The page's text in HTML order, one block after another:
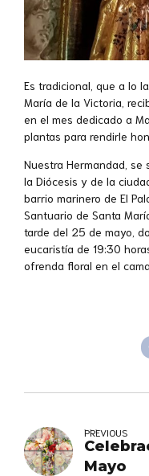
Es tradicional, que a lo
María de la Victoria,
en el mes dedicado a
plantas para rendirle
Nuestra Hermandad, se
la Diócesis y de la
barrio marinero de El
Santuario de Santa
tarde del 25 de mayo,
eucaristía de 19:30
ofrenda floral en el
PREVIOUS
Mayo